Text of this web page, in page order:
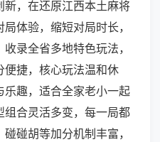
，在还原江西本土麻将
体验，缩短对局时长，
录全省多地特色玩法，
便捷，核心玩法温和休
乐趣，适合全家老小一起
组合灵活多变，每一局都
碰胡等加分机制丰富，